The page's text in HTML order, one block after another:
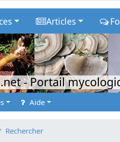
Articles
- Portail
Aide
Rechercher